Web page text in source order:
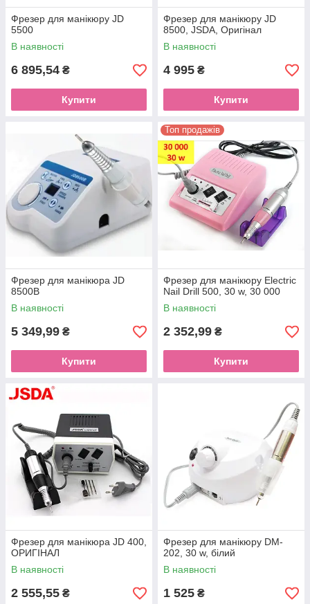
Фрезер для манікюру JD
5500
В наявності
6 895,54 ₴
Купити
Фрезер для манікюру JD
8500, JSDA, Оригінал
В наявності
4 995 ₴
Купити
Фрезер для манікюра JD
8500В
В наявності
5 349,99 ₴
Купити
Топ продажів
Фрезер для манікюру Electric
Nail Drill 500, 30 w, 30 000
В наявності
2 352,99 ₴
Купити
Фрезер для манікюра JD 400,
ОРИГІНАЛ
В наявності
2 555,55 ₴
Фрезер для манікюру DM-
202, 30 w, білий
В наявності
1 525 ₴